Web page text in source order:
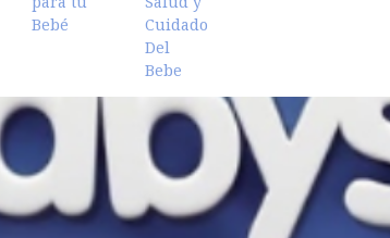
Bebé
Cuidado
Del
Bebe